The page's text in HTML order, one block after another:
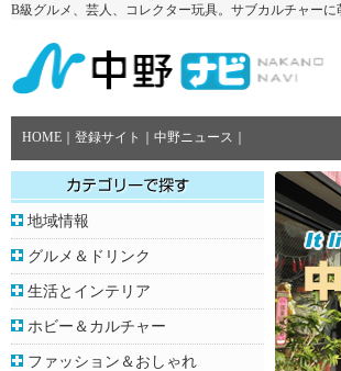
B級グルメ、芸人、コレクター玩具。サブカルチャー
HOME 登録サイト 中野ニュース
地域情報
グルメ＆ドリンク
生活とインテリア
ホビー＆カルチャー
ファッション＆おしゃれ